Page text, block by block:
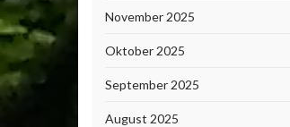
November 2025
Oktober 2025
September 2025
August 2025